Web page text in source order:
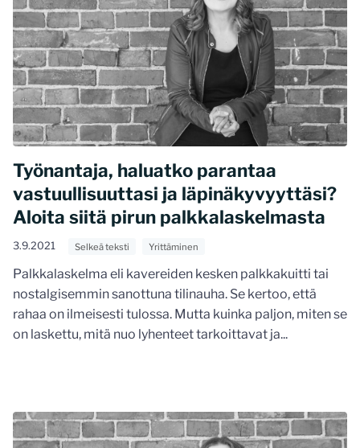
Työnantaja, haluatko parantaa
vastuullisuuttasi ja läpinäkyvyyttäsi?
Aloita siitä pirun palkkalaskelmasta
3.9.2021 Selkeä teksti Yrittäminen
Palkkalaskelma eli kavereiden kesken palkkakuitti tai
nostalgisemmin sanottuna tilinauha. Se kertoo, että
rahaa on ilmeisesti tulossa. Mutta kuinka paljon, miten se
on laskettu, mitä nuo lyhenteet tarkoittavat ja...